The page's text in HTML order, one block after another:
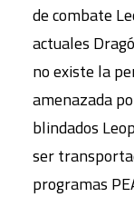
de combate
actuales
no existe la
amenazada
blindados
ser
programas